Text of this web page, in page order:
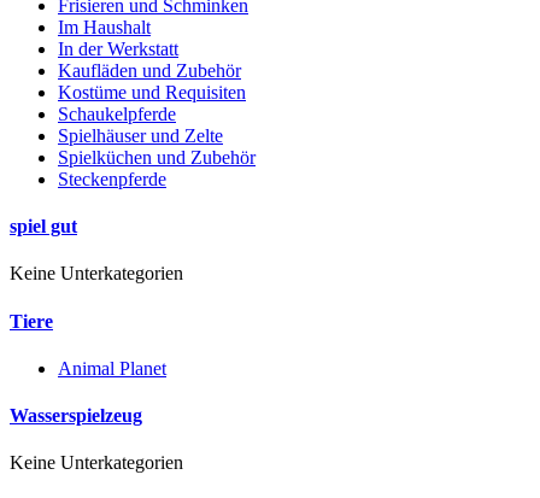
Frisieren und Schminken
Im Haushalt
In der Werkstatt
Kaufläden und Zubehör
Kostüme und Requisiten
Schaukelpferde
Spielhäuser und Zelte
Spielküchen und Zubehör
Steckenpferde
spiel gut
Keine Unterkategorien
Tiere
Animal Planet
Wasserspielzeug
Keine Unterkategorien